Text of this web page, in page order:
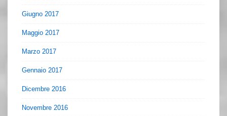
Giugno 2017
Maggio 2017
Marzo 2017
Gennaio 2017
Dicembre 2016
Novembre 2016